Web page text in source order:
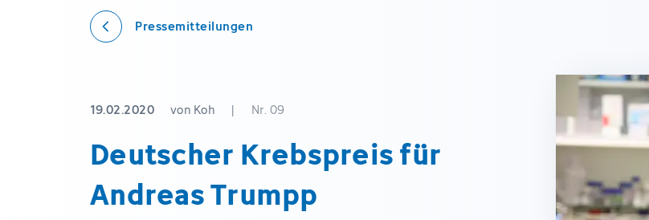
Pressemitteilungen
19.02.2020 von Koh | Nr. 09
Deutscher Krebspreis für
Andreas Trumpp